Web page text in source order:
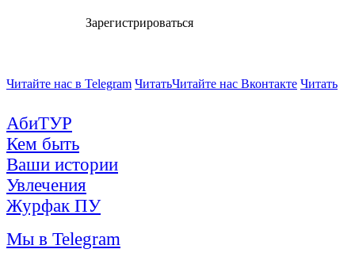
Зарегистрироваться
Читайте нас в Telegram ЧитатьЧитайте нас Вконтакте Читать
АбиТУР
Кем быть
Ваши истории
Увлечения
Журфак ПУ
Мы в Telegram